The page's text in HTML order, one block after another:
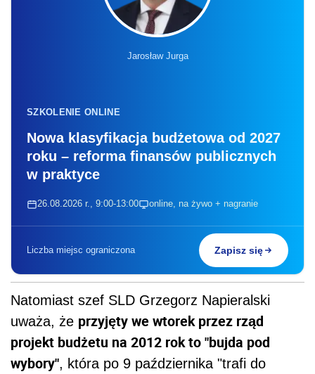
Jarosław Jurga
SZKOLENIE ONLINE
Nowa klasyfikacja budżetowa od 2027
roku – reforma finansów publicznych
w praktyce
26.08.2026 r., 9:00-13:00 online, na żywo + nagranie
Liczba miejsc ograniczona Zapisz się
Natomiast szef SLD Grzegorz Napieralski
uważa, że przyjęty we wtorek przez rząd
projekt budżetu na 2012 rok to "bujda pod
wybory", która po 9 października "trafi do